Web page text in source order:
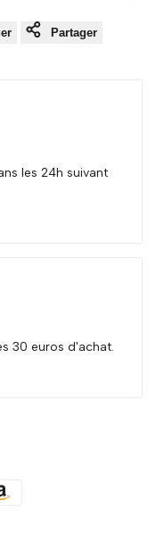
Partager
les 24h suivant
30 euros d'achat.